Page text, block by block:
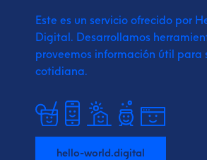
Este es un servicio ofrecido por
Digital. Desarrollamos
proveemos información útil para
cotidiana.
hello-world.digital